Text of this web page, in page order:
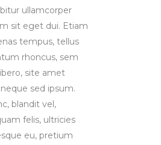
ullamcorper
sit eget dui. Etiam
tempus, tellus
rhoncus, sem
site amet
sed ipsum.
blandit vel,
felis, ultricies
eu, pretium